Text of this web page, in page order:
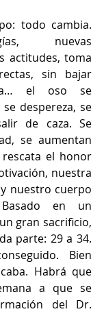
todo cambia.
nuevas
actitudes, toma
sin bajar
el oso se
despereza, se
de caza. Se
se aumentan
el honor
nuestra
nuestro cuerpo
en un
gran sacrificio,
parte: 29 a 34.
Bien
Habrá que
a que se
del Dr.